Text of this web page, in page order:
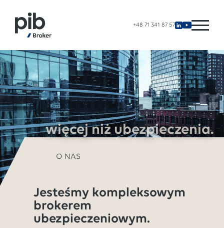
+48 71 341 87 57
więcej niż ubezpieczenia.
O NAS
Jesteśmy kompleksowym
brokerem
ubezpieczeniowym.